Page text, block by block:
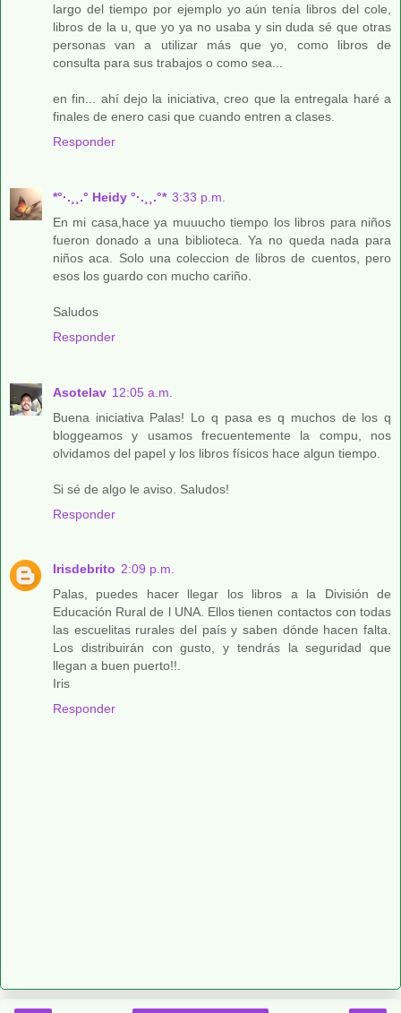
largo del tiempo por ejemplo yo aún tenía libros del cole,
libros de la u, que yo ya no usaba y sin duda sé que otras
personas van a utilizar más que yo, como libros de
consulta para sus trabajos o como sea...
en fin... ahí dejo la iniciativa, creo que la entregala haré a
finales de enero casi que cuando entren a clases.
Responder
*°·.¸¸.° Heidy °·.¸¸.°* 3:33 p.m.
En mi casa,hace ya muuucho tiempo los libros para niños
fueron donado a una biblioteca. Ya no queda nada para
niños aca. Solo una coleccion de libros de cuentos, pero
esos los guardo con mucho cariño.
Saludos
Responder
Asotelav 12:05 a.m.
Buena iniciativa Palas! Lo q pasa es q muchos de los q
bloggeamos y usamos frecuentemente la compu, nos
olvidamos del papel y los libros físicos hace algun tiempo.
Si sé de algo le aviso. Saludos!
Responder
Irisdebrito 2:09 p.m.
Palas, puedes hacer llegar los libros a la División de
Educación Rural de l UNA. Ellos tienen contactos con todas
las escuelitas rurales del país y saben dónde hacen falta.
Los distribuirán con gusto, y tendrás la seguridad que
llegan a buen puerto!!.
Iris
Responder